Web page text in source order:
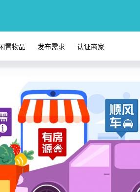
置物品 发布需求 认证商家